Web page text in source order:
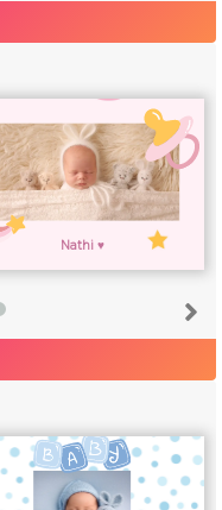
Nathi ♥